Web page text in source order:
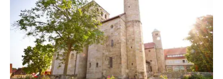
Kirchliche Verwaltung
Klimaschutzgesetz
Kunstreferat
NKVK
Öffentlichkeitsarbeit